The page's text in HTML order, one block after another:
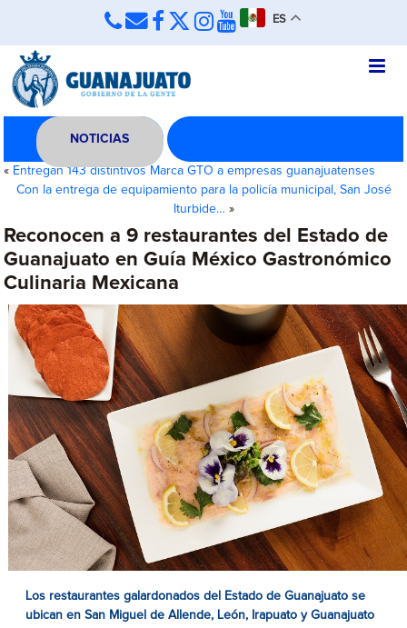
ES
NOTICIAS
« Entregan 143 distintivos Marca GTO a empresas guanajuatenses
Con la entrega de equipamiento para la policía municipal, San José
Iturbide… »
Reconocen a 9 restaurantes del Estado de
Guanajuato en Guía México Gastronómico
Culinaria Mexicana
Los restaurantes galardonados del Estado de Guanajuato se
ubican en San Miguel de Allende, León, Irapuato y Guanajuato